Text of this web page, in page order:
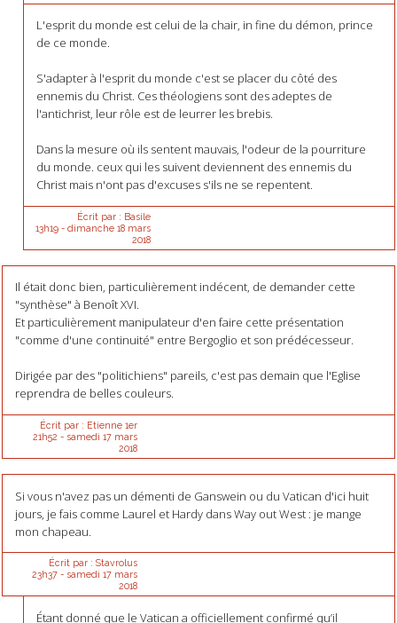
L'esprit du monde est celui de la chair, in fine du démon, prince
de ce monde.
S'adapter à l'esprit du monde c'est se placer du côté des
ennemis du Christ. Ces théologiens sont des adeptes de
l'antichrist, leur rôle est de leurrer les brebis.
Dans la mesure où ils sentent mauvais, l'odeur de la pourriture
du monde. ceux qui les suivent deviennent des ennemis du
Christ mais n'ont pas d'excuses s'ils ne se repentent.
Écrit par : Basile
13h19- dimanche 18 mars
2018
Il était donc bien, particulièrement indécent, de demander cette
"synthèse" à Benoît XVI.
Et particulièrement manipulateur d'en faire cette présentation
"comme d'une continuité" entre Bergoglio et son prédécesseur.
Dirigée par des "politichiens" pareils, c'est pas demain que l'Eglise
reprendra de belles couleurs.
Écrit par : Etienne 1er
21h52 - samedi 17 mars
2018
Si vous n'avez pas un démenti de Ganswein ou du Vatican d'ici huit
jours, je fais comme Laurel et Hardy dans Way out West : je mange
mon chapeau.
Écrit par : Stavrolus
23h37- samedi 17 mars
2018
Étant donné que le Vatican a officiellement confirmé qu’il